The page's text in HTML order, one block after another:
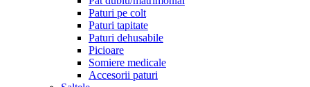
Paturi pe colt
Paturi tapitate
Paturi dehusabile
Picioare
Somiere medicale
Accesorii paturi